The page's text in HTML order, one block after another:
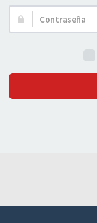
Usuario:
Contraseña: